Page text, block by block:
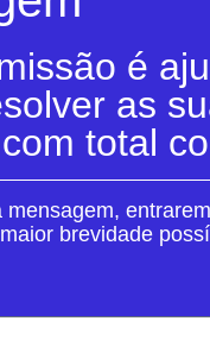
é
as
total
mensagem,
brevidade